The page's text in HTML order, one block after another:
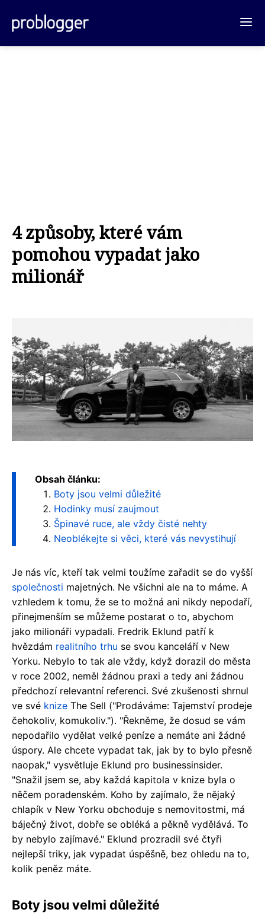
4 způsoby, které vám
pomohou vypadat jako
milionář
Obsah článku:
Boty jsou velmi důležité
Hodinky musí zaujmout
Špinavé ruce, ale vždy čisté nehty
Neoblékejte si věci, které vás nevystihují
Je nás víc, kteří tak velmi toužíme zařadit se do vyšší
společnosti majetných. Ne všichni ale na to máme. A
vzhledem k tomu, že se to možná ani nikdy nepodaří,
přinejmenším se můžeme postarat o to, abychom
jako milionáři vypadali. Fredrik Eklund patří k
hvězdám realitního trhu se svou kanceláří v New
Yorku. Nebylo to tak ale vždy, když dorazil do města
v roce 2002, neměl žádnou praxi a tedy ani žádnou
předchozí relevantní referenci. Své zkušenosti shrnul
ve své knize The Sell ("Prodáváme: Tajemství prodeje
čehokoliv, komukoliv."). "Řekněme, že dosud se vám
nepodařilo vydělat velké peníze a nemáte ani žádné
úspory. Ale chcete vypadat tak, jak by to bylo přesně
naopak," vysvětluje Eklund pro businessinsider.
"Snažil jsem se, aby každá kapitola v knize byla o
něčem poradenském. Koho by zajímalo, že nějaký
chlapík v New Yorku obchoduje s nemovitostmi, má
báječný život, dobře se obléká a pěkně vydělává. To
by nebylo zajímavé." Eklund prozradil své čtyři
nejlepší triky, jak vypadat úspěšně, bez ohledu na to,
kolik peněz máte.
Boty jsou velmi důležité